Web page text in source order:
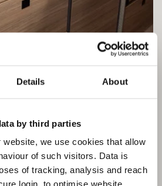
Details About
by third parties
website, we use cookies that allow
of such visitors. Data is
of tracking, analysis and reach
login, to optimise website
ale dużo
schowków i półek.
jest składane
Wieczorem pośrednie